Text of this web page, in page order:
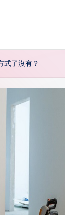
式了沒有？